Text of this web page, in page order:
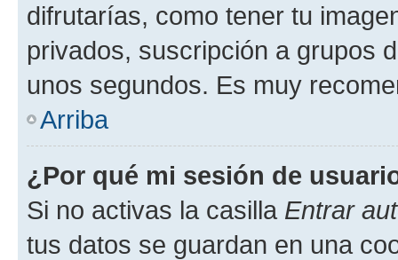
difrutarías, como tener tu
privados, suscripción a grupos
unos segundos. Es muy
Arriba
¿Por qué mi sesión de
Si no activas la casilla Entrar
tus datos se guardan en una